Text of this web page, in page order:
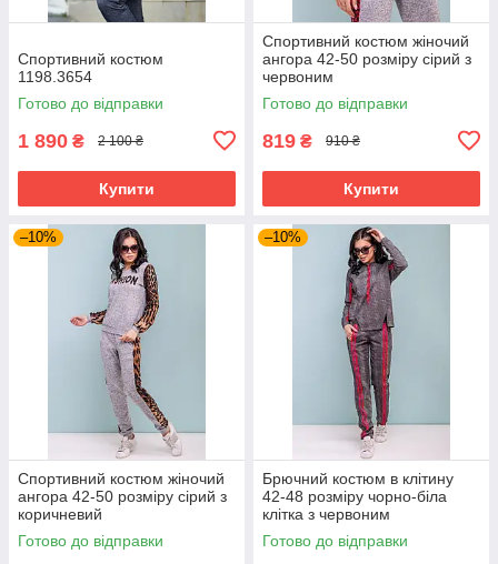
Спортивний костюм
1198.3654
Готово до відправки
1 890 ₴ 2 100 ₴
Купити
Спортивний костюм жіночий
ангора 42-50 розміру сірий з
червоним
Готово до відправки
819 ₴ 910 ₴
Купити
–10%
Спортивний костюм жіночий
ангора 42-50 розміру сірий з
коричневий
Готово до відправки
–10%
Брючний костюм в клітину
42-48 розміру чорно-біла
клітка з червоним
Готово до відправки